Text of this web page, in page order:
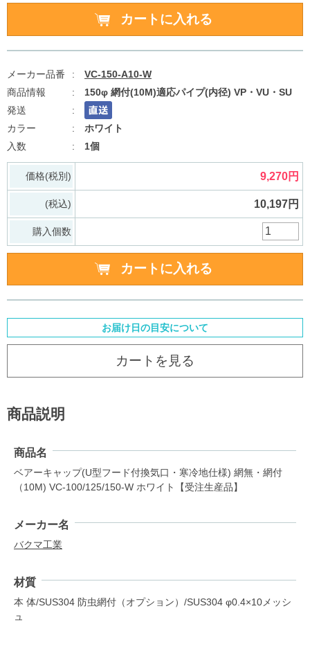
VC-150-A10-W
150φ 網付(10M)適応パイプ(内径) VP・VU・SU
ホワイト
1個
価格(税別) 9,270円
(税込) 10,197円
購入個数
お届け日の目安について
カートを見る
商品説明
商品名
ベアーキャップ(U型フード付換気口・寒冷地仕様) 網無・網付
（10M) VC-100/125/150-W ホワイト【受注生産品】
メーカー名
バクマ工業
材質
本 体/SUS304 防虫網付（オプション）/SUS304 φ0.4×10メッシ
ュ